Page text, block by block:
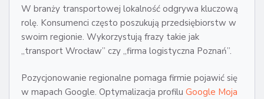
W branży transportowej lokalność odgrywa kluczową
rolę. Konsumenci często poszukują przedsiębiorstw w
swoim regionie. Wykorzystują frazy takie jak
„transport Wrocław” czy „firma logistyczna Poznań”.
Pozycjonowanie regionalne pomaga firmie pojawić się
w mapach Google. Optymalizacja profilu Google Moja